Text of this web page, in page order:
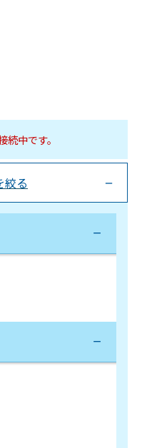
中です。
絞る